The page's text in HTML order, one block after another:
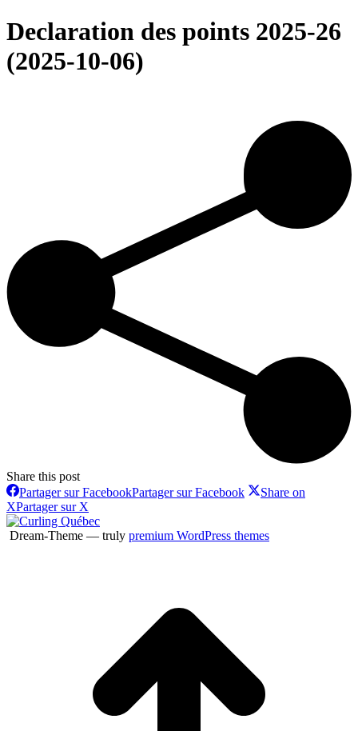
Declaration des points 2025-26
(2025-10-06)
Share this post
Partager sur FacebookPartager sur Facebook
Share on
XPartager sur X
Dream-Theme — truly premium WordPress themes